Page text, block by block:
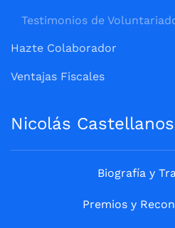
Testimonios de
Hazte Colaborador
Ventajas Fiscales
Nicolás Castellanos
Biografía y
Premios y